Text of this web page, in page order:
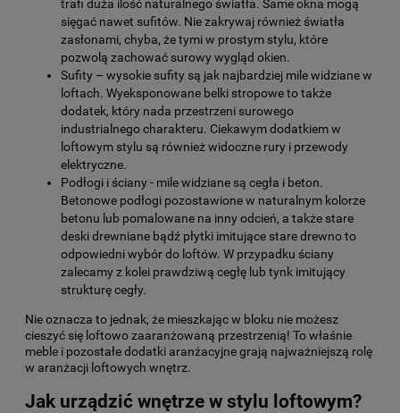
trafi duża ilość naturalnego światła. Same okna mogą
sięgać nawet sufitów. Nie zakrywaj również światła
zasłonami, chyba, że tymi w prostym stylu, które
pozwolą zachować surowy wygląd okien.
Sufity – wysokie sufity są jak najbardziej mile widziane w
loftach. Wyeksponowane belki stropowe to także
dodatek, który nada przestrzeni surowego
industrialnego charakteru. Ciekawym dodatkiem w
loftowym stylu są również widoczne rury i przewody
elektryczne.
Podłogi i ściany - mile widziane są cegła i beton.
Betonowe podłogi pozostawione w naturalnym kolorze
betonu lub pomalowane na inny odcień, a także stare
deski drewniane bądź płytki imitujące stare drewno to
odpowiedni wybór do loftów. W przypadku ściany
zalecamy z kolei prawdziwą cegłę lub tynk imitujący
strukturę cegły.
Nie oznacza to jednak, że mieszkając w bloku nie możesz
cieszyć się loftowo zaaranżowaną przestrzenią! To właśnie
meble i pozostałe dodatki aranżacyjne grają najważniejszą rolę
w aranżacji loftowych wnętrz.
Jak urządzić wnętrze w stylu loftowym?